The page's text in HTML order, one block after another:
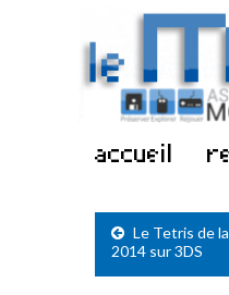
accueil
Le Tetris de
2014 sur 3DS